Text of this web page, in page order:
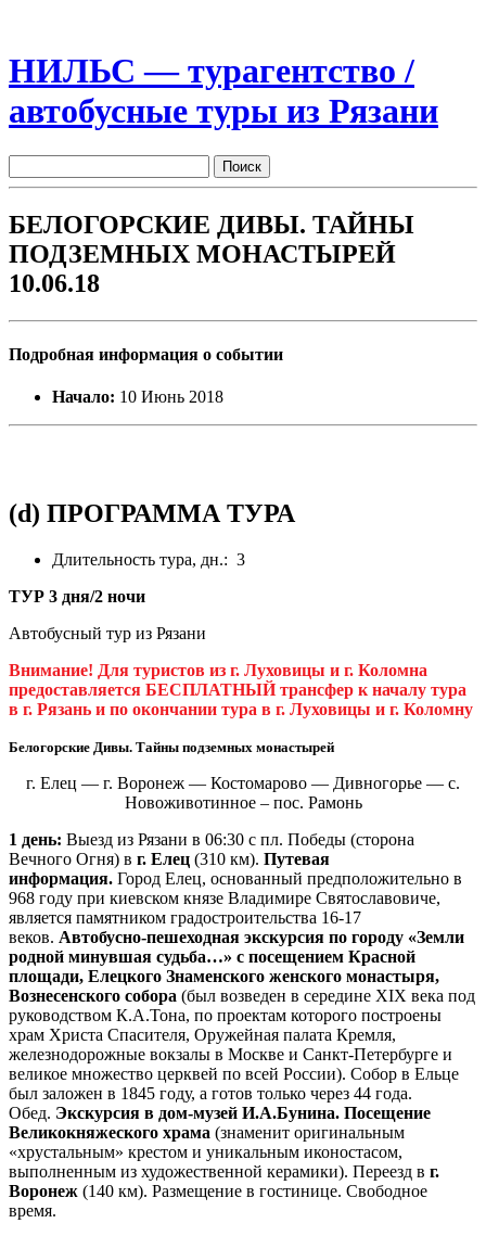
НИЛЬС — турагентство /
автобусные туры из Рязани
БЕЛОГОРСКИЕ ДИВЫ. ТАЙНЫ
ПОДЗЕМНЫХ МОНАСТЫРЕЙ
10.06.18
Подробная информация о событии
Начало: 10 Июнь 2018
(d) ПРОГРАММА ТУРА
Длительность тура, дн.: 3
ТУР 3 дня/2 ночи
Автобусный тур из Рязани
Внимание! Для туристов из г. Луховицы и г. Коломна
предоставляется БЕСПЛАТНЫЙ трансфер к началу тура
в г. Рязань и по окончании тура в г. Луховицы и г. Коломну
Белогорские Дивы. Тайны подземных монастырей
г. Елец — г. Воронеж — Костомарово — Дивногорье — с.
Новоживотинное – пос. Рамонь
1 день: Выезд из Рязани в 06:30 с пл. Победы (сторона
Вечного Огня) в г. Елец (310 км). Путевая
информация. Город Елец, основанный предположительно в
968 году при киевском князе Владимире Святославовиче,
является памятником градостроительства 16-17
веков. Автобусно-пешеходная экскурсия по городу «Земли
родной минувшая судьба…» с посещением Красной
площади, Елецкого Знаменского женского монастыря,
Вознесенского собора (был возведен в середине XIX века под
руководством К.А.Тона, по проектам которого построены
храм Христа Спасителя, Оружейная палата Кремля,
железнодорожные вокзалы в Москве и Санкт-Петербурге и
великое множество церквей по всей России). Собор в Ельце
был заложен в 1845 году, а готов только через 44 года.
Обед. Экскурсия в дом-музей И.А.Бунина. Посещение
Великокняжеского храма (знаменит оригинальным
«хрустальным» крестом и уникальным иконостасом,
выполненным из художественной керамики). Переезд в г.
Воронеж (140 км). Размещение в гостинице. Свободное
время.